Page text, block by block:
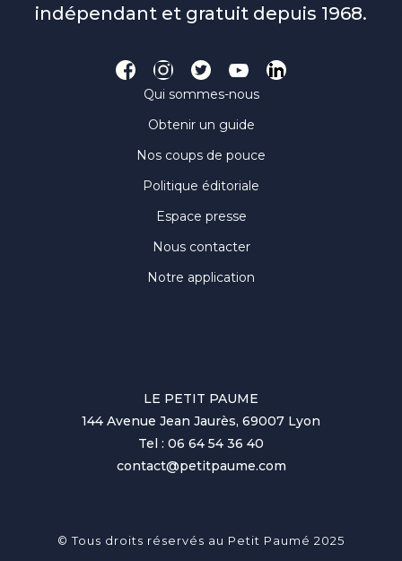
indépendant et gratuit depuis 1968.
Qui sommes-nous
Obtenir un guide
Nos coups de pouce
Politique éditoriale
Espace presse
Nous contacter
Notre application
LE PETIT PAUME
144 Avenue Jean Jaurès, 69007 Lyon
Tel : 06 64 54 36 40
contact@petitpaume.com
© Tous droits réservés au Petit Paumé 2025